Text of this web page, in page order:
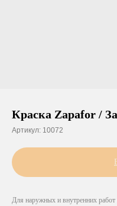
Краска Zapafor /
Артикул: 10072
Для наружных и внутренних